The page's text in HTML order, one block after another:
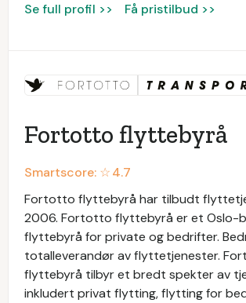
Se full profil >> Få pristilbud >>
Fortotto flyttebyrå
Smartscore: ☆4.7
Fortotto flyttebyrå har tilbudt
2006. Fortotto flyttebyrå er et Oslo-
flyttebyrå for private og bedrifter.
totalleverandør av flyttetjenester.
flyttebyrå tilbyr et bredt spekter av
inkludert privat flytting, flytting for